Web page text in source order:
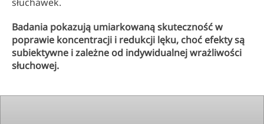
Badania pokazują umiarkowaną skuteczność w
poprawie koncentracji i redukcji lęku, choć efekty są
subiektywne i zależne od indywidualnej wrażliwości
słuchowej.